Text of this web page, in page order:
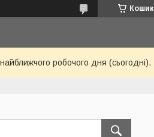
Кошик
робочого дня (сьогодні).